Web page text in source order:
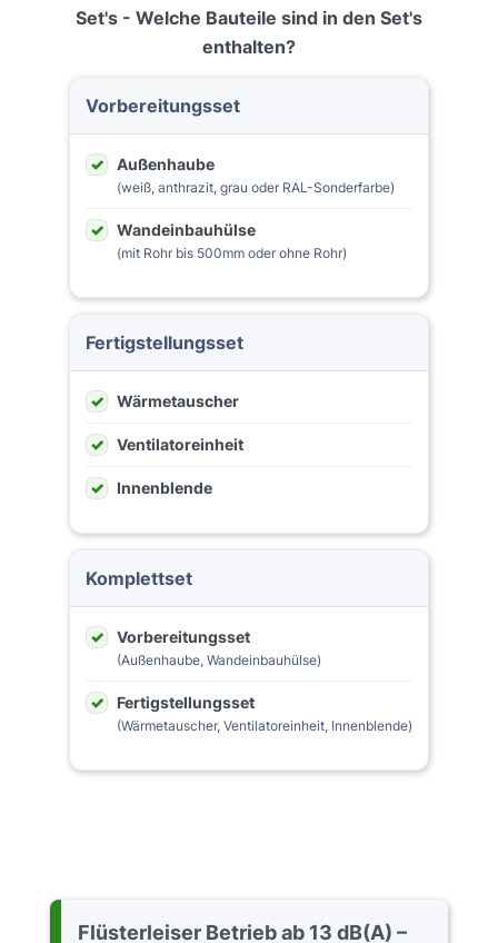
Set's - Welche Bauteile sind in den Set's
enthalten?
Vorbereitungsset
Außenhaube
(weiß, anthrazit, grau oder RAL-Sonderfarbe)
Wandeinbauhülse
(mit Rohr bis 500mm oder ohne Rohr)
Fertigstellungsset
Wärmetauscher
Ventilatoreinheit
Innenblende
Komplettset
Vorbereitungsset
(Außenhaube, Wandeinbauhülse)
Fertigstellungsset
(Wärmetauscher, Ventilatoreinheit, Innenblende)
Flüsterleiser Betrieb ab 13 dB(A) –